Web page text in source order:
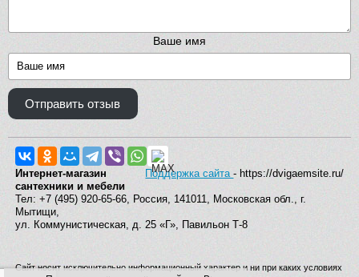
Ваше имя
Отправить отзыв
Поддержка сайта- https://dvigaemsite.ru/
Интернет-магазин
сантехники и мебели
Тел: +7 (495) 920-65-66, Россия, 141011, Московская обл., г.
Мытищи,
ул. Коммунистическая, д. 25 «Г», Павильон Т-8
Сайт носит исключительно информационный характер и ни при каких условиях